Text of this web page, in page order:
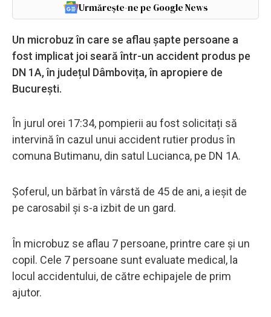
Urmărește-ne pe Google News
Un microbuz în care se aflau șapte persoane a
fost implicat joi seară într-un accident produs pe
DN 1A, în județul Dâmbovița, în apropiere de
București.
În jurul orei 17:34, pompierii au fost solicitați să
intervină în cazul unui accident rutier produs în
comuna Butimanu, din satul Lucianca, pe DN 1A.
Șoferul, un bărbat în vârstă de 45 de ani, a ieșit de
pe carosabil și s-a izbit de un gard.
În microbuz se aflau 7 persoane, printre care și un
copil. Cele 7 persoane sunt evaluate medical, la
locul accidentului, de către echipajele de prim
ajutor.